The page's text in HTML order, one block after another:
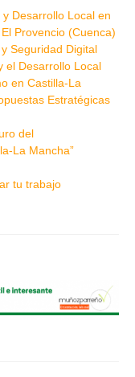
Desarrollo Local en
Provencio (Cuenca)
Seguridad Digital
el Desarrollo Local
en Castilla-La
Estratégicas
del
La Mancha”
tu trabajo